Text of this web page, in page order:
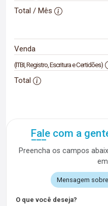
Total / Mês
Venda
(ITBI, Registro, Escritura e Certidões)
Total
Fale com a
Preencha os campos
Mensagem
O que você deseja?